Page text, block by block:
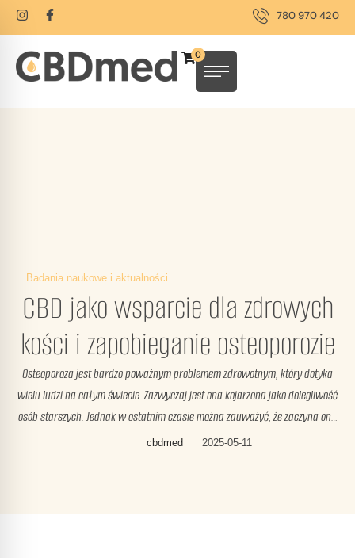
780 970 420
0
Badania naukowe i aktualności
CBD jako wsparcie dla zdrowych
kości i zapobieganie osteoporozie
Osteoporoza jest bardzo poważnym problemem zdrowotnym, który dotyka
wielu ludzi na całym świecie. Zazwyczaj jest ona kojarzona jako dolegliwość
osób starszych. Jednak w ostatnim czasie można zauważyć, że zaczyna ona
atakować coraz młodszych ludzi. Stąd bardzo ważne jest, aby jak
cbdmed 2025-05-11